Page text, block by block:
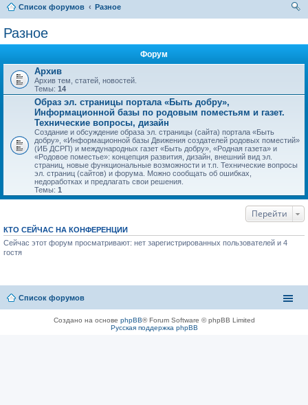
Список форумов
Разное
Разное
Форум
Архив
Архив тем, статей, новостей.
Темы: 14
Образ эл. страницы портала «Быть добру»,
Информационной базы по родовым поместьям и газет.
Технические вопросы, дизайн
Создание и обсуждение образа эл. страницы (сайта) портала «Быть
добру», «Информационной базы Движения создателей родовых поместий»
(ИБ ДСРП) и международных газет «Быть добру», «Родная газета» и
«Родовое поместье»: концепция развития, дизайн, внешний вид эл.
страниц, новые функциональные возможности и т.п. Технические вопросы
эл. страниц (сайтов) и форума. Можно сообщать об ошибках,
недоработках и предлагать свои решения.
Темы: 1
Перейти
КТО СЕЙЧАС НА КОНФЕРЕНЦИИ
Сейчас этот форум просматривают: нет зарегистрированных пользователей и 4
гостя
Список форумов
Создано на основе phpBB® Forum Software © phpBB Limited
Русская поддержка phpBB